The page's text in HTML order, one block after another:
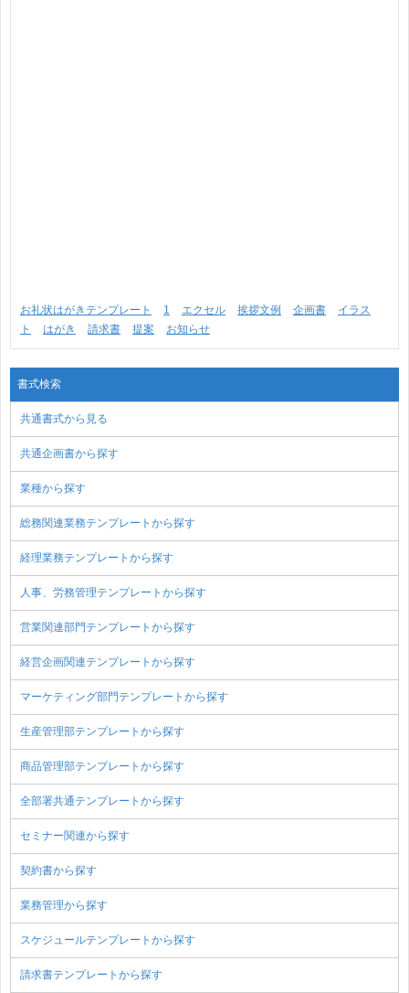
お礼状はがきテンプレート 1 エクセル 挨拶文例 企画書
イラス
ト
はがき 請求書 提案 お知らせ
書式検索
共通書式から見る
共通企画書から探す
業種から探す
総務関連業務テンプレートから探す
経理業務テンプレートから探す
人事、労務管理テンプレートから探す
営業関連部門テンプレートから探す
経営企画関連テンプレートから探す
マーケティング部門テンプレートから探す
生産管理部テンプレートから探す
商品管理部テンプレートから探す
全部署共通テンプレートから探す
セミナー関連から探す
契約書から探す
業務管理から探す
スケジュールテンプレートから探す
請求書テンプレートから探す